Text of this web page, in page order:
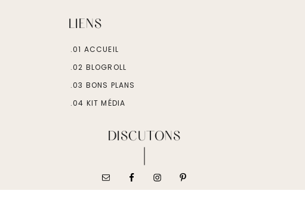
LIENS
.01 ACCUEIL
.02 BLOGROLL
.03 BONS PLANS
.04 KIT MÉDIA
DISCUTONS